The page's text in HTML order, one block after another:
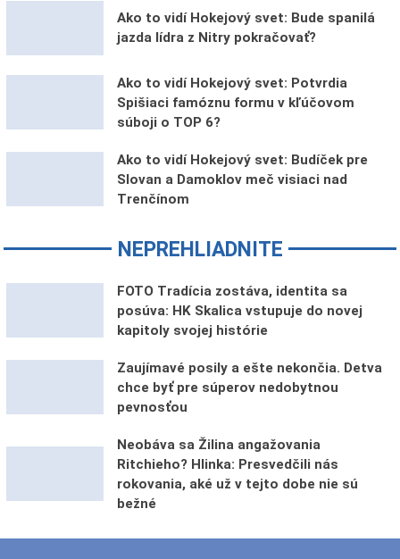
Ako to vidí Hokejový svet: Bude spanilá
jazda lídra z Nitry pokračovať?
Ako to vidí Hokejový svet: Potvrdia
Spišiaci famóznu formu v kľúčovom
súboji o TOP 6?
Ako to vidí Hokejový svet: Budíček pre
Slovan a Damoklov meč visiaci nad
Trenčínom
NEPREHLIADNITE
FOTO Tradícia zostáva, identita sa
posúva: HK Skalica vstupuje do novej
kapitoly svojej histórie
Zaujímavé posily a ešte nekončia. Detva
chce byť pre súperov nedobytnou
pevnosťou
Neobáva sa Žilina angažovania
Ritchieho? Hlinka: Presvedčili nás
rokovania, aké už v tejto dobe nie sú
bežné